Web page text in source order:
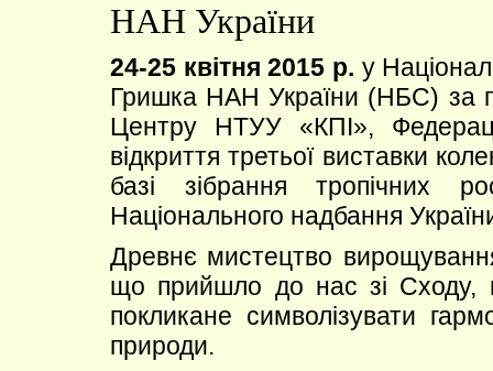
НАН України
24-25 квітня 2015 р. у
Гришка НАН України (НБС) за
Центру НТУУ «КПІ»,
відкриття третьої виставки
базі зібрання
Національного надбання
Древнє мистецтво
що прийшло до нас зі Сходу,
покликане символізувати
природи.